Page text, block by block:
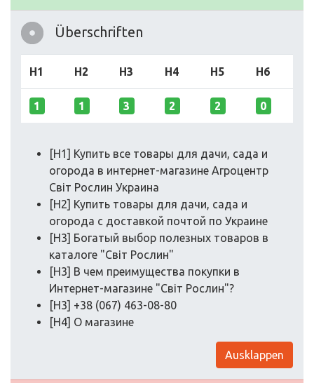
Überschriften
H1 H2 H3 H4 H5 H6
1 1 3 2 2 0
[H1] Купить все товары для дачи, сада и
огорода в интернет-магазине Агроцентр
Світ Рослин Украина
[H2] Купить товары для дачи, сада и
огорода с доставкой почтой по Украине
[H3] Богатый выбор полезных товаров в
каталоге "Світ Рослин"
[H3] В чем преимущества покупки в
Интернет-магазине "Світ Рослин"?
[H3] +38 (067) 463-08-80
[H4] О магазине
Ausklappen